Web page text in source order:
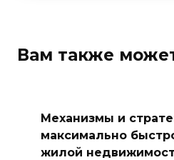
Вам также
Механизмы и
максимально
жилой